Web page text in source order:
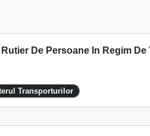
De Persoane In Regim De
Transporturilor